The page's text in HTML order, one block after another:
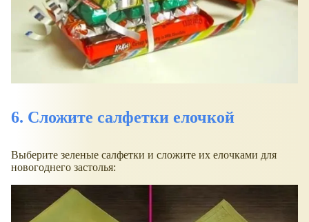
6. Сложите салфетки елочкой
Выберите зеленые салфетки и сложите их елочками для
новогоднего застолья: